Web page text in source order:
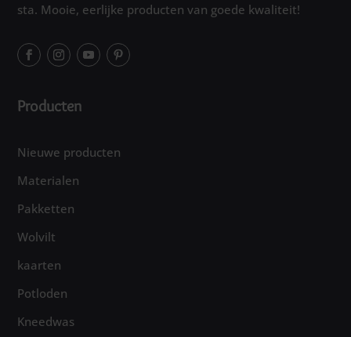
sta. Mooie, eerlijke producten van goede kwaliteit!
Producten
Nieuwe producten
Materialen
Pakketten
Wolvilt
kaarten
Potloden
Kneedwas